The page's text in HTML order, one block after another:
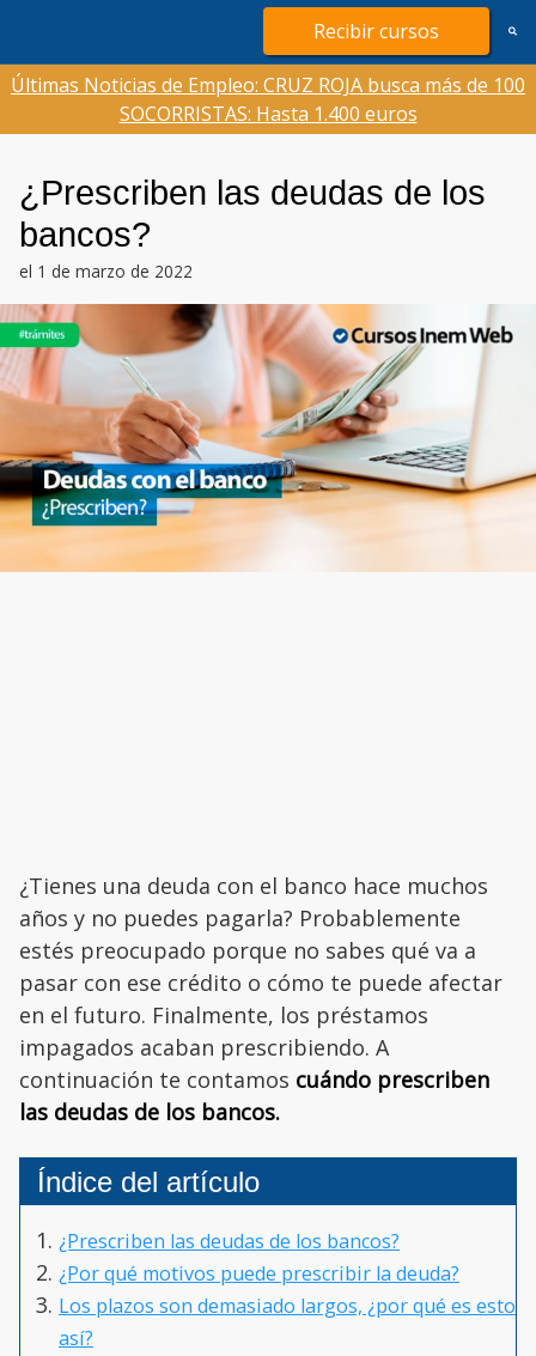
contenido
Recibir cursos
Últimas Noticias de Empleo: CRUZ ROJA busca más de 100
SOCORRISTAS: Hasta 1.400 euros
¿Prescriben las deudas de los
bancos?
el 1 de marzo de 2022
¿Tienes una deuda con el banco hace muchos
años y no puedes pagarla? Probablemente
estés preocupado porque no sabes qué va a
pasar con ese crédito o cómo te puede afectar
en el futuro. Finalmente, los préstamos
impagados acaban prescribiendo. A
continuación te contamos cuándo prescriben
las deudas de los bancos.
Índice del artículo
¿Prescriben las deudas de los bancos?
¿Por qué motivos puede prescribir la deuda?
Los plazos son demasiado largos, ¿por qué es esto
así?